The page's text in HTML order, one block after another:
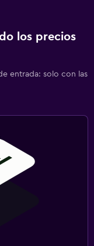
los precios
entrada: solo con las